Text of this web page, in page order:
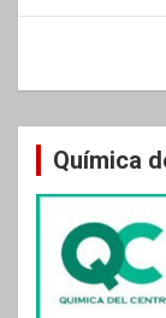
entradas
Química